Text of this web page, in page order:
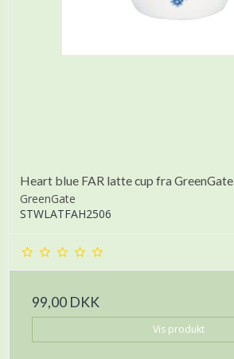
Heart blue FAR latte cup fra GreenGate
GreenGate
STWLATFAH2506
99,00 DKK
Vis produkt